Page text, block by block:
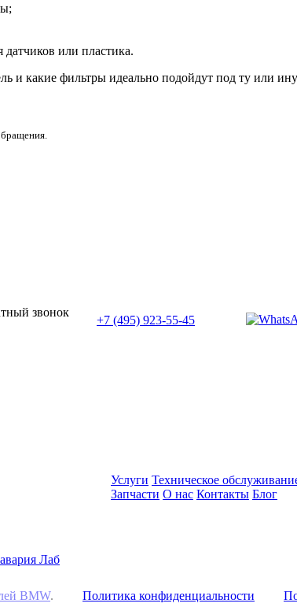
или пластика.
и какие фильтры идеально подойдут под ту или
звонок
+7 (495) 923-55-45
Услуги Техническое
Запчасти О нас Контакты Блог
BMW. Политика конфиденциальности